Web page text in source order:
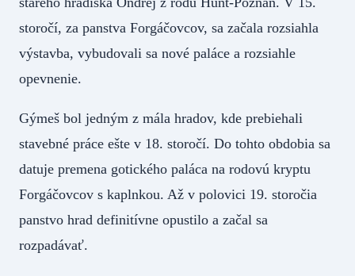
storočí, za panstva Forgáčovcov, sa začala rozsiahla
výstavba, vybudovali sa nové paláce a rozsiahle
opevnenie.
Gýmeš bol jedným z mála hradov, kde prebiehali
stavebné práce ešte v 18. storočí. Do tohto obdobia sa
datuje premena gotického paláca na rodovú kryptu
Forgáčovcov s kaplnkou. Až v polovici 19. storočia
panstvo hrad definitívne opustilo a začal sa
rozpadávať.